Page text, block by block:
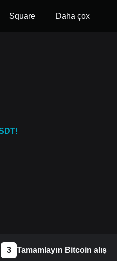
Square Daha çox
3 Tamamlayın Bitcoin alış